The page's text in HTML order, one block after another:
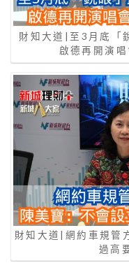
財知大道|至3月底「
啟德再開演
財知大道|網約車規管
過高